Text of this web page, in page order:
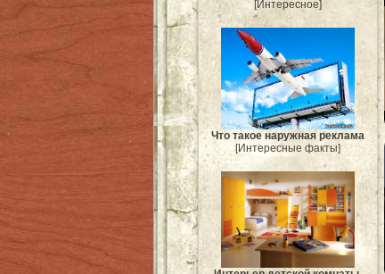
[Интересное]
Что такое наружная реклама
[Интересные факты]